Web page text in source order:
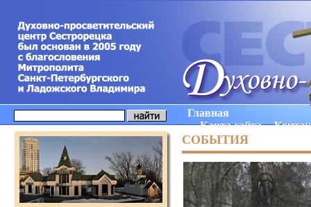
Главная
Карта сайта
СОБЫТИЯ